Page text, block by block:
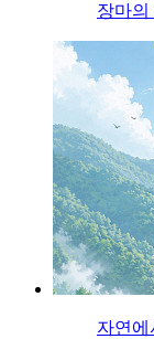
장마의
자연에